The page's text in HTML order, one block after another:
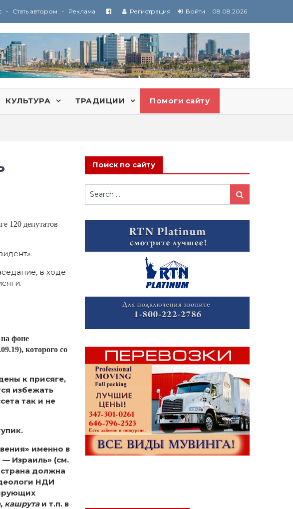
• Стать автором • Реклама Регистрация Войти 08.08.2026
КУЛЬТУРА ТРАДИЦИИ Помоги сайту
120 депутатов
в ходе
на фоне
которого со
к присяге,
избежать
так и не
именно в
Израиль» (см.
должна
НДИ
кашрутаи т.п. в
Поиск по сайту
Search
for:
Search